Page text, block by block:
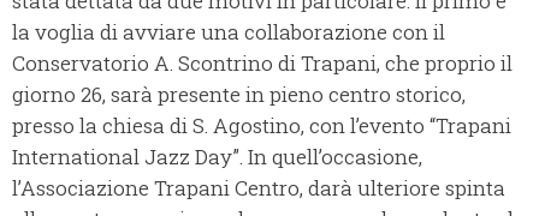
la voglia di avviare una collaborazione con il
Conservatorio A. Scontrino di Trapani, che proprio il
giorno 26, sarà presente in pieno centro storico,
presso la chiesa di S. Agostino, con l’evento “Trapani
International Jazz Day”. In quell’occasione,
l’Associazione Trapani Centro, darà ulteriore spinta